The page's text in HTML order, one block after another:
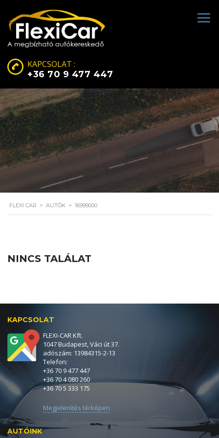
KAPCSOLAT :
+36 70 9 477 447
FLEXI CAR > AUTÓK > 16999000
NINCS TALÁLAT
KAPCSOLAT
FLEXI-CAR Kft.
1047 Budapest, Váci út 37.
adószám: 13984315-2-13
Telefon:
+36 70 9 477 447
+36 70 4 080 260
+36 70 5 333 175
Megjelenítés térképen
AUTÓINK